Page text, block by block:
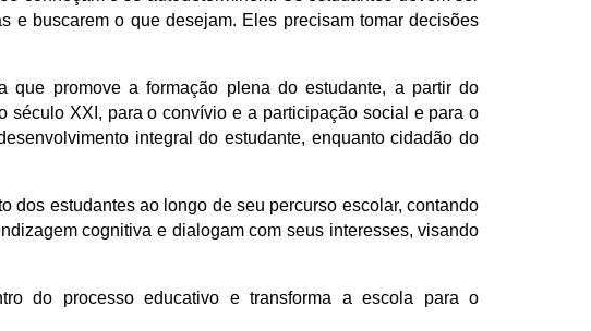
e buscarem o que desejam. Eles precisam tomar decisões
que promove a formação plena do estudante, a partir do
século XXI, para o convívio e a participação social e para o
integral do estudante, enquanto cidadão do
dos estudantes ao longo de seu percurso escolar, contando
cognitiva e dialogam com seus interesses, visando
do processo educativo e transforma a escola para o